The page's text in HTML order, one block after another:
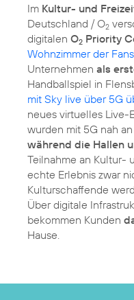
Im Kultur- und
Deutschland / O2
digitalen O2 Priority
Wohnzimmer der Fans
Unternehmen als
Handballspiel in
mit Sky live über 5G
neues virtuelles Live-
wurden mit 5G nah
während die Hallen
Teilnahme an Kultur-
echte Erlebnis zwar
Kulturschaffende
Über digitale
bekommen Kunden
Hause.